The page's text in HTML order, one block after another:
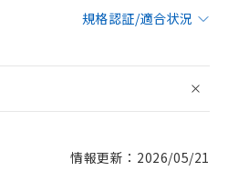
規格認証/適合状況
情報更新：2026/05/21